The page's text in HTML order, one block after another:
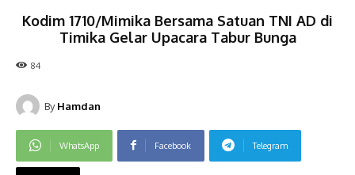
Kodim 1710/Mimika Bersama Satuan TNI AD di
Timika Gelar Upacara Tabur Bunga
84
By Hamdan
WhatsApp Facebook Telegram